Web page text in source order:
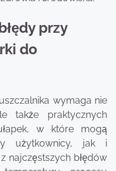
przy
do
wymaga nie
także praktycznych
w które mogą
użytkownicy, jak i
najczęstszych błędów